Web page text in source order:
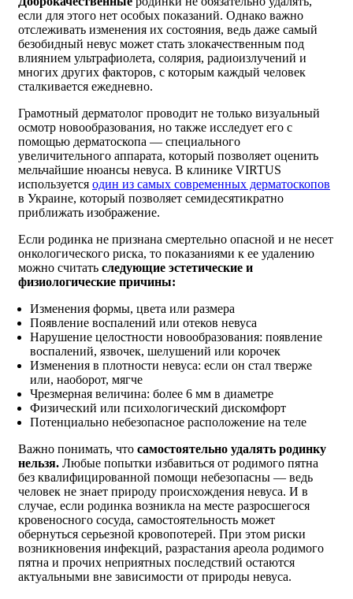
если для этого нет особых показаний. Однако важно
отслеживать изменения их состояния, ведь даже самый
безобидный невус может стать злокачественным под
влиянием ультрафиолета, солярия, радиоизлучений и
многих других факторов, с которым каждый человек
сталкивается ежедневно.
Грамотный дерматолог проводит не только визуальный
осмотр новообразования, но также исследует его с
помощью дерматоскопа — специального
увеличительного аппарата, который позволяет оценить
мельчайшие нюансы невуса. В клинике VIRTUS
используется один из самых современных дерматоскопов
в Украине, который позволяет семидесятикратно
приближать изображение.
Если родинка не признана смертельно опасной и не несет
онкологического риска, то показаниями к ее удалению
можно считать следующие эстетические и
физиологические причины:
Изменения формы, цвета или размера
Появление воспалений или отеков невуса
Нарушение целостности новообразования: появление
воспалений, язвочек, шелушений или корочек
Изменения в плотности невуса: если он стал тверже
или, наоборот, мягче
Чрезмерная величина: более 6 мм в диаметре
Физический или психологический дискомфорт
Потенциально небезопасное расположение на теле
Важно понимать, что самостоятельно удалять родинку
нельзя. Любые попытки избавиться от родимого пятна
без квалифицированной помощи небезопасны — ведь
человек не знает природу происхождения невуса. И в
случае, если родинка возникла на месте разросшегося
кровеносного сосуда, самостоятельность может
обернуться серьезной кровопотерей. При этом риски
возникновения инфекций, разрастания ареола родимого
пятна и прочих неприятных последствий остаются
актуальными вне зависимости от природы невуса.